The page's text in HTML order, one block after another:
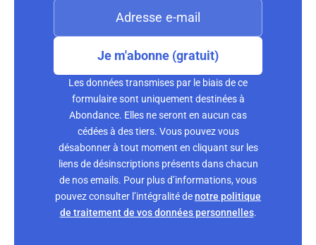
Je m'abonne (gratuit)
Les données transmises par le biais de ce
formulaire sont uniquement destinées à
Abondance. Elles ne seront en aucun cas
cédées à des tiers. Vous pouvez vous
désabonner à tout moment en cliquant sur les
liens de désinscriptions présents dans chacun
de nos emails. Pour plus d’informations, vous
pouvez consulter l’intégralité denotre politique
de traitement de vos données personnelles.